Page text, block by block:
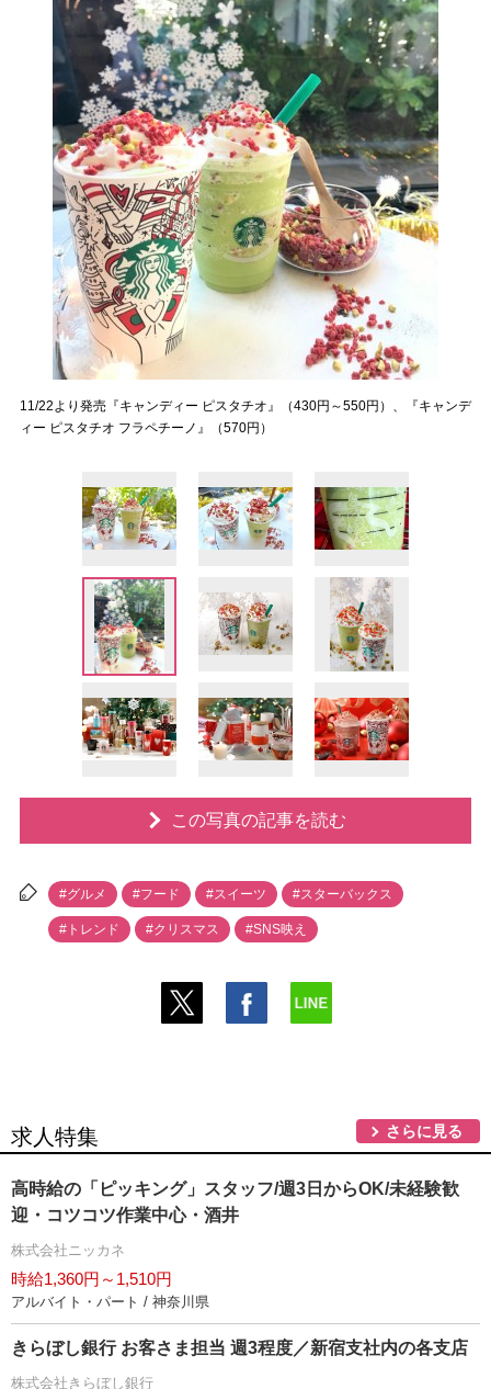
11/22より発売『キャンディー ピスタチオ』（430円～550円）、『キャンデ
ィー ピスタチオ フラペチーノ』（570円）
この写真の記事を読む
#グルメ #フード #スイーツ #スターバックス
#トレンド #クリスマス #SNS映え
求人特集 さらに見る
高時給の「ピッキング」スタッフ/週3日からOK/未経験歓
迎・コツコツ作業中心・酒井
株式会社ニッカネ
時給1,360円～1,510円
アルバイト・パート / 神奈川県
きらぼし銀行 お客さま担当 週3程度／新宿支社内の各支店
株式会社きらぼし銀行